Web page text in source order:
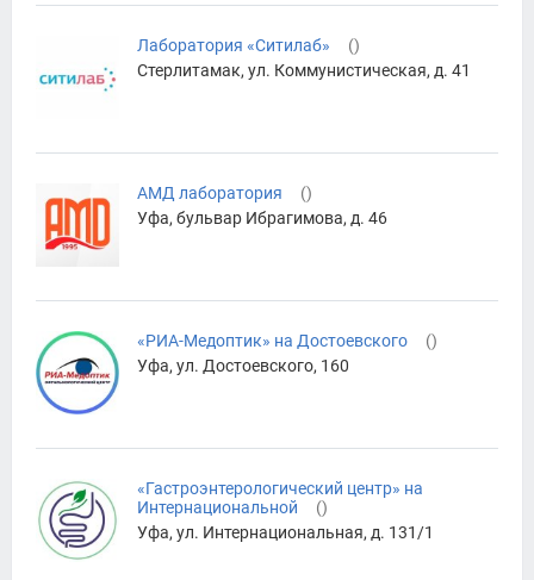
Лаборатория «Ситилаб» ()
Стерлитамак, ул. Коммунистическая, д. 41
АМД лаборатория ()
Уфа, бульвар Ибрагимова, д. 46
«РИА-Медоптик» на Достоевского ()
Уфа, ул. Достоевского, 160
«Гастроэнтерологический центр» на
Интернациональной
()
Уфа, ул. Интернациональная, д. 131/1